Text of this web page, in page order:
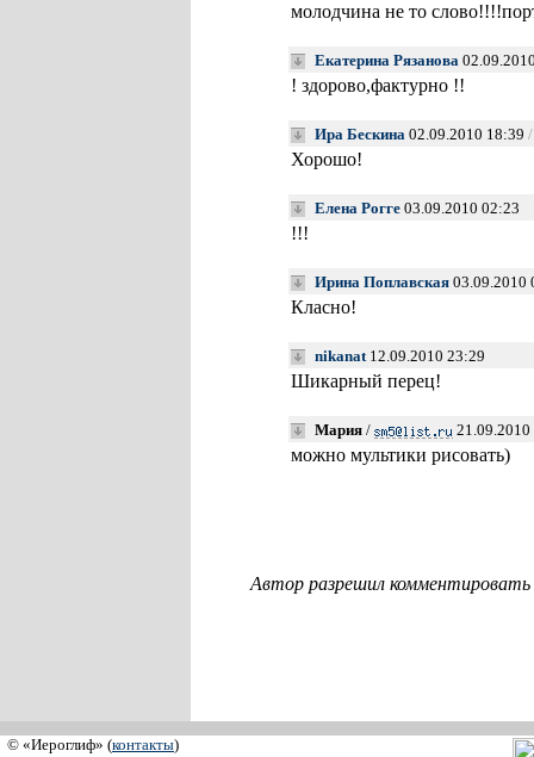
молодчина не то
Екатерина Рязанова
! здорово,фактурно !!
Ира Бескина 02.09.2010 18:39
Хорошо!
Елена Рогге 03.09.2010 02:23
!!!
Ирина Поплавская 03.09.2010
Класно!
nikanat12.09.2010 23:29
Шикарный перец!
Мария /
можно мультики рисовать)
Автор разрешил
© «Иероглиф» (контакты)